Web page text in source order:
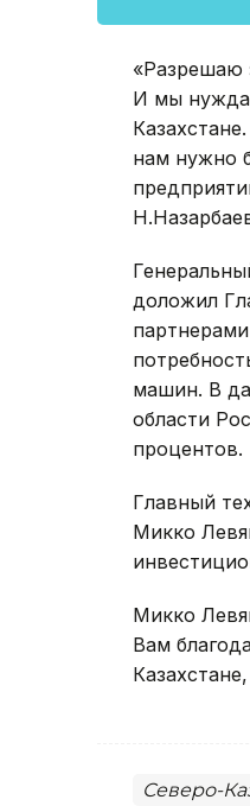
«Разрешаю
И мы
нам нужно
доложил
машин. В
области
процентов.
Главный
Микко
Микко
Вам
Северо-